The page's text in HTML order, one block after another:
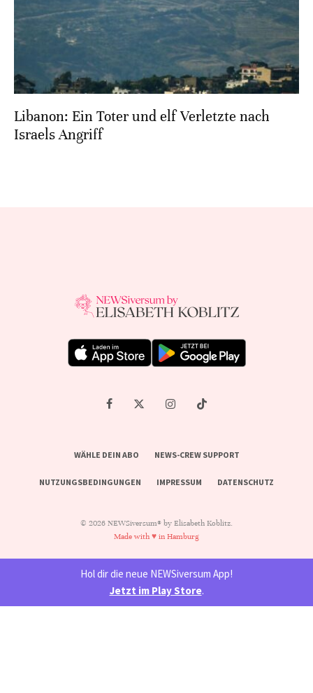
Libanon: Ein Toter und elf Verletzte nach
Israels Angriff
WÄHLE DEIN ABO NEWS-CREW SUPPORT
NUTZUNGSBEDINGUNGEN IMPRESSUM DATENSCHUTZ
© 2026 NEWSiversum® by Elisabeth Koblitz.
Made with ♥ in Hamburg
Hol dir die neue NEWSiversum App!
Jetzt im Play Store.